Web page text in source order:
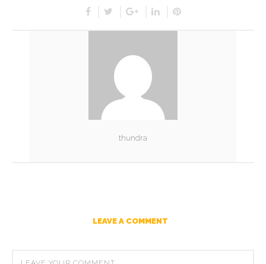
thundra
LEAVE A COMMENT